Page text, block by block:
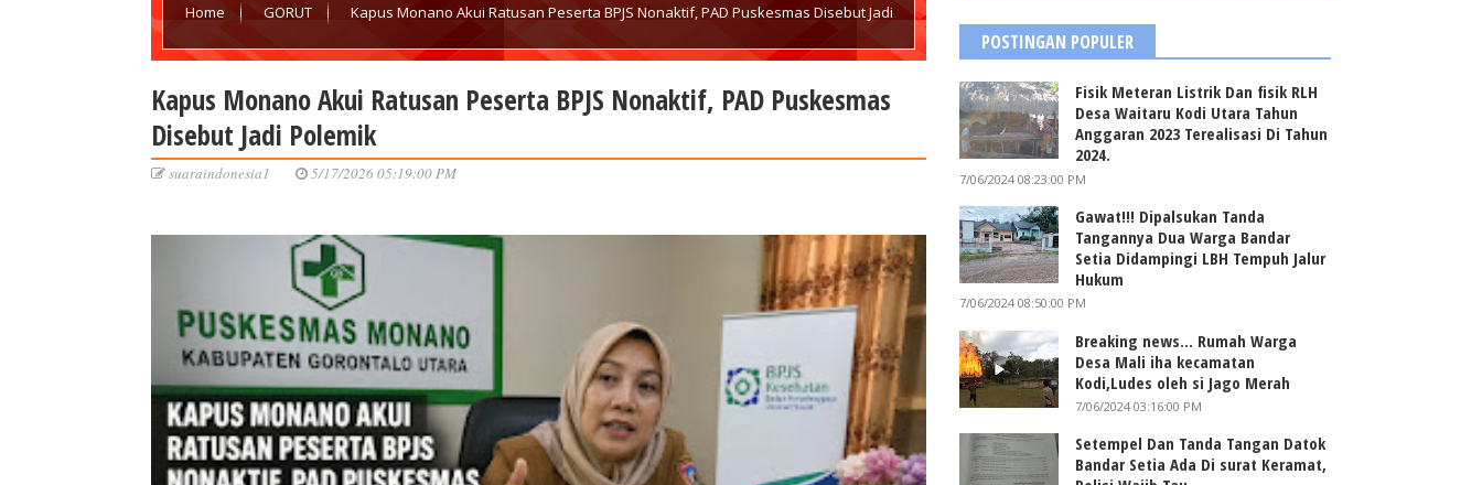
Home GORUT Kapus Monano Akui Ratusan Peserta BPJS Nonaktif, PAD Puskesmas Disebut Jadi
Kapus Monano Akui Ratusan Peserta BPJS Nonaktif, PAD Puskesmas
Disebut Jadi Polemik
suaraindonesia1 5/17/2026 05:19:00 PM
POSTINGAN POPULER
Fisik Meteran Listrik Dan fisik RLH
Desa Waitaru Kodi Utara Tahun
Anggaran 2023 Terealisasi Di Tahun
2024.
7/06/2024 08:23:00 PM
Gawat!!! Dipalsukan Tanda
Tangannya Dua Warga Bandar
Setia Didampingi LBH Tempuh Jalur
Hukum
7/06/2024 08:50:00 PM
Breaking news... Rumah Warga
Desa Mali iha kecamatan
Kodi,Ludes oleh si Jago Merah
7/06/2024 03:16:00 PM
Setempel Dan Tanda Tangan Datok
Bandar Setia Ada Di surat Keramat,